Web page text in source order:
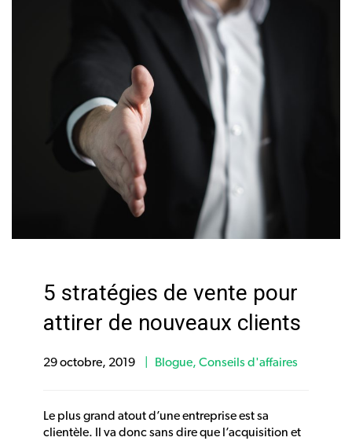
5 stratégies de vente pour
attirer de nouveaux clients
29 octobre, 2019 Blogue, Conseils d'affaires
Le plus grand atout d’une entreprise est sa
clientèle. Il va donc sans dire que l’acquisition et